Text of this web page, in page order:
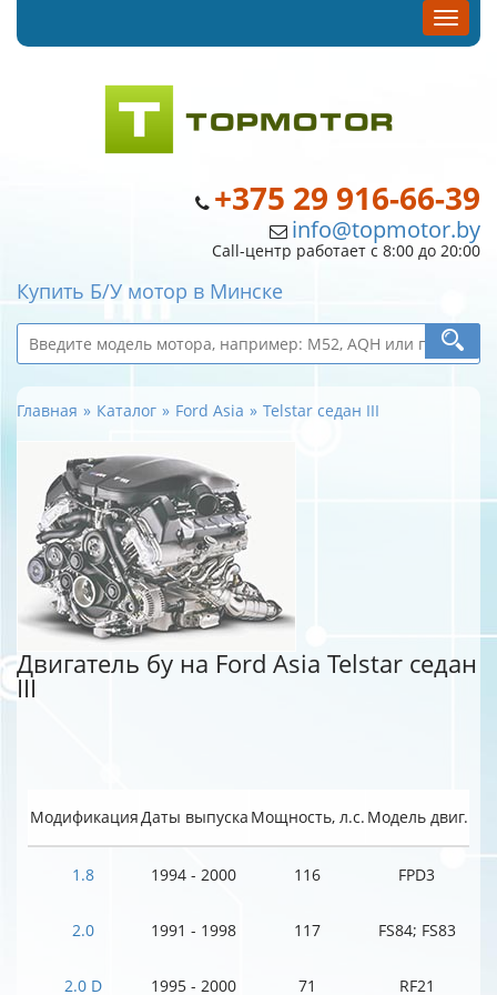
+375 29 916-66-39
info@topmotor.by
Call-центр работает с 8:00 до 20:00
Купить Б/У мотор в Минске
Главная Каталог Ford Asia Telstar седан III
Двигатель бу на Ford Asia Telstar седан
III
МодификацияДаты выпуска Мощность, л.с. Модель двиг.
1.8 1994 - 2000 116 FPD3
2.0 1991 - 1998 117 FS84; FS83
2.0 D 1995 - 2000 71 RF21